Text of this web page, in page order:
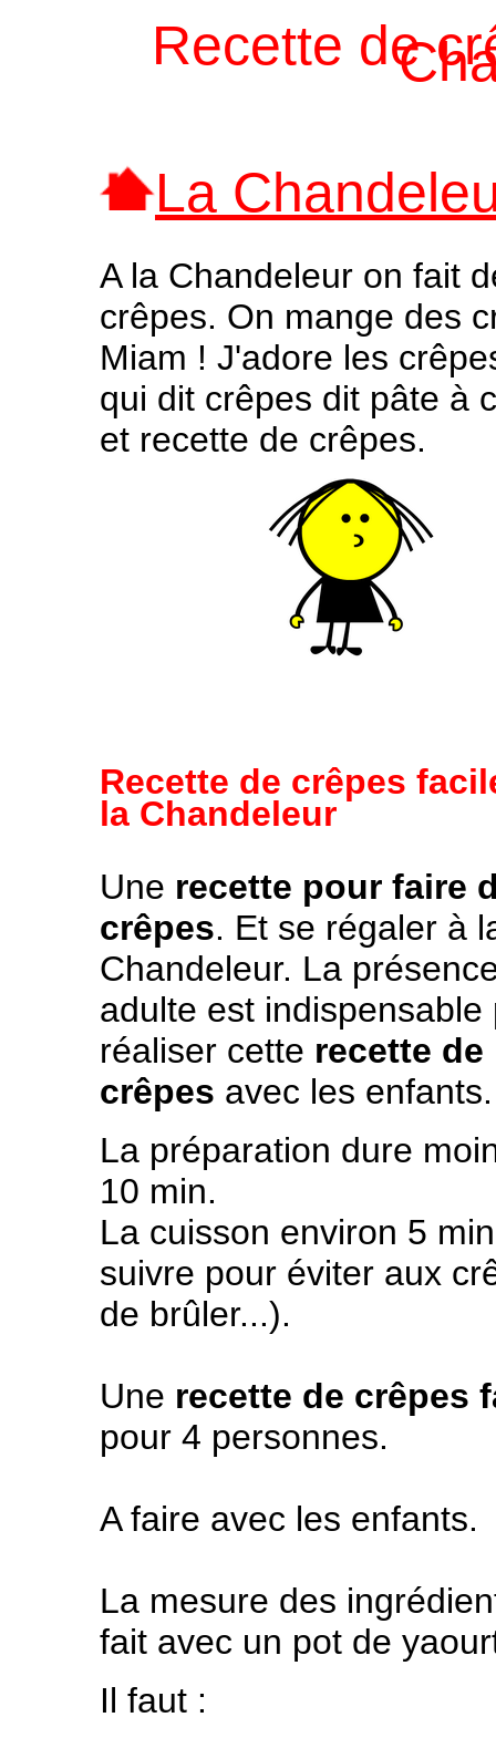
Recette de
La
A la Chandeleur on fait
crêpes. On mange des
Miam ! J'adore les
qui dit crêpes dit pâte à
et recette de crêpes.
Recette de crêpes
la Chandeleur
Une recette pour faire
crêpes. Et se régaler à
Chandeleur. La
adulte est indispensable
réaliser cette recette de
crêpes avec les enfants.
La préparation dure
10 min.
La cuisson environ 5
suivre pour éviter aux
de brûler...).
Une recette de crêpes
pour 4 personnes.
A faire avec les enfants.
La mesure des
fait avec un pot de
Il faut :